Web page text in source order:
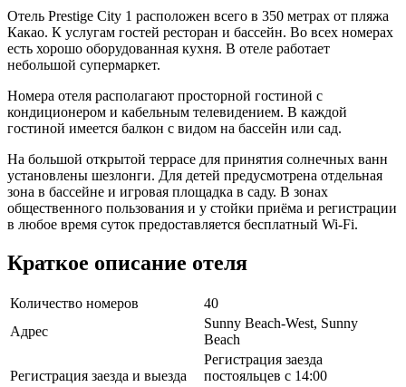
Отель Prestige City 1 расположен всего в 350 метрах от пляжа
Какао. К услугам гостей ресторан и бассейн. Во всех номерах
есть хорошо оборудованная кухня. В отеле работает
небольшой супермаркет.
Номера отеля располагают просторной гостиной с
кондиционером и кабельным телевидением. В каждой
гостиной имеется балкон с видом на бассейн или сад.
На большой открытой террасе для принятия солнечных ванн
установлены шезлонги. Для детей предусмотрена отдельная
зона в бассейне и игровая площадка в саду. В зонах
общественного пользования и у стойки приёма и регистрации
в любое время суток предоставляется бесплатный Wi-Fi.
Краткое описание отеля
Количество номеров
40
Адрес
Sunny Beach-West, Sunny
Beach
Регистрация заезда и выезда
Регистрация заезда
постояльцев с 14:00